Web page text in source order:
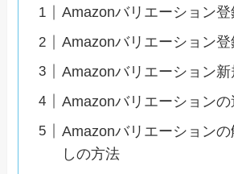
Amazonバリエーション登
Amazonバリエーション
Amazonバリエーション
Amazonバリエーション
Amazonバリエーション
しの方法